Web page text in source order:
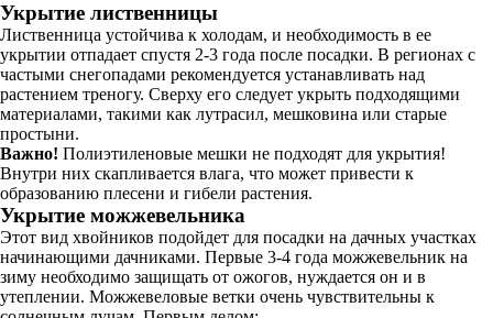
Укрытие лиственницы
Лиственница устойчива к холодам, и необходимость в ее
укрытии отпадает спустя 2-3 года после посадки. В регионах с
частыми снегопадами рекомендуется устанавливать над
растением треногу. Сверху его следует укрыть подходящими
материалами, такими как лутрасил, мешковина или старые
простыни.
Важно! Полиэтиленовые мешки не подходят для укрытия!
Внутри них скапливается влага, что может привести к
образованию плесени и гибели растения.
Укрытие можжевельника
Этот вид хвойников подойдет для посадки на дачных участках
начинающими дачниками. Первые 3-4 года можжевельник на
зиму необходимо защищать от ожогов, нуждается он и в
утеплении. Можжевеловые ветки очень чувствительны к